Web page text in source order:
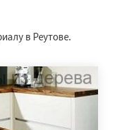
в Реутове.